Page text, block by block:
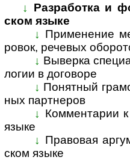
↓
Разработка и
ском языке
↓ Применение
ро­вок, рече­вых
↓ Выверка
ло­гии в дого­воре
↓ Понятный
ных парт­неров
↓ Комментарии
языке
↓ Правовая
ском языке